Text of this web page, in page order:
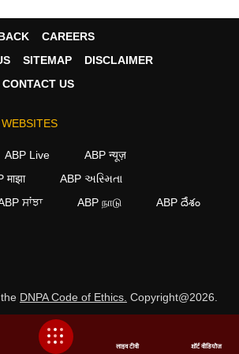
CAREERS
SITEMAP
DISCLAIMER
CONTACT US
ABP Live
ABP न्यूज़
माझा
ABP અસ્મિતા
ਸਾਂਝਾ ABP நாடு ABP దేశం
DNPA Code of Ethics. Copyright@2026.
लाइव टीवी शॉर्ट वीडियोज